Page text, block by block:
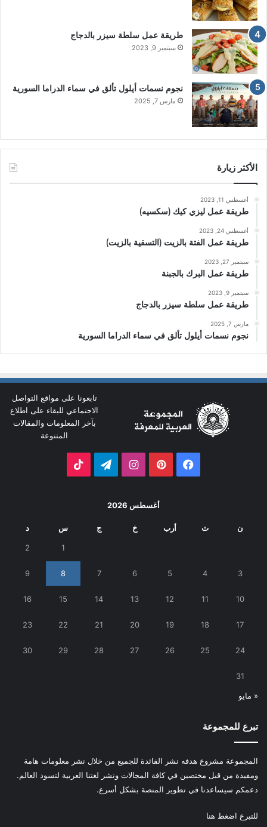
طريقة عمل سلطة سيزر بالدجاج
سبتمبر 9, 2023
نجوم نسمات أيلول تألق في سماء الدراما السورية
مارس 7, 2025
الأكثر زيارة
أغسطس 11, 2023
طريقة عمل ليزي كيك (سكسيه)
أغسطس 24, 2023
طريقة عمل الفتة بالزيت (التسقية بالزيت)
سبتمبر 27, 2023
طريقة عمل البرك بالجبنة
سبتمبر 9, 2023
طريقة عمل سلطة سيزر بالدجاج
مارس 7, 2025
نجوم نسمات أيلول تألق في سماء الدراما السورية
تابعونا على مواقع التواصل
الاجتماعي للبقاء على اطلاع
بآخر المعلومات والمقالات
المتنوعة
فيسبوك بينتيريستانستقرامتيلقرام
أغسطس 2026
ن ث أرب خ ج س د
1
2
3
4
5
6
7
8
9
10
11
12
13
14
15
16
17
18
19
20
21
22
23
24
25
26
27
28
29
30
31
« مايو
تبرع للمجموعة
المجموعة مشروع هدفه نشر الفائدة للجميع من خلال نشر معلومات هامة
ومفيدة من قبل مختصين في كافة المجالات ونشر لغتنا العربية لتسود العالم.
دعمكم سيساعدنا في تطوير المنصة بشكل أسرع.
للتبرع اضغط هنا